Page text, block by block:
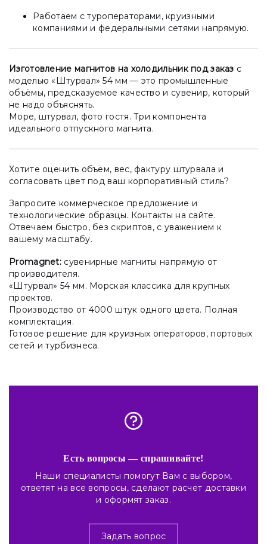
Работаем с туроператорами, круизными
компаниями и федеральными сетями напрямую.
Изготовление магнитов на холодильник под заказ с
моделью «Штурвал» 54 мм — это промышленные
объёмы, предсказуемое качество и сувенир, который
не надо объяснять.
Море, штурвал, фото гостя. Три компонента
идеального отпускного магнита.
Хотите оценить объём, вес, фактуру штурвала и
согласовать цвет под ваш корпоративный стиль?
Запросите коммерческое предложение и
технологические образцы. Контакты на сайте.
Отвечаем быстро, без скриптов, с уважением к
вашему масштабу.
Promagnet: сувенирные магниты напрямую от
производителя.
«Штурвал» 54 мм. Морская классика для крупных
проектов.
Производство от 4000 штук одного цвета. Полная
комплектация.
Готовое решение для круизных операторов, портовых
сетей и турбизнеса.
Есть вопросы — спрашивайте!
Наши специалисты помогут Вам с выбором,
ответят на все вопросы, сделают расчет доставки
и оформят заказ.
Задать вопрос